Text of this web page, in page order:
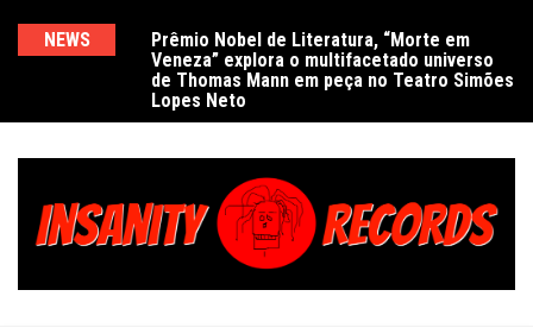
NEWS
Prêmio Nobel de Literatura, “Morte em
Veneza” explora o multifacetado universo
de Thomas Mann em peça no Teatro Simões
Lopes Neto